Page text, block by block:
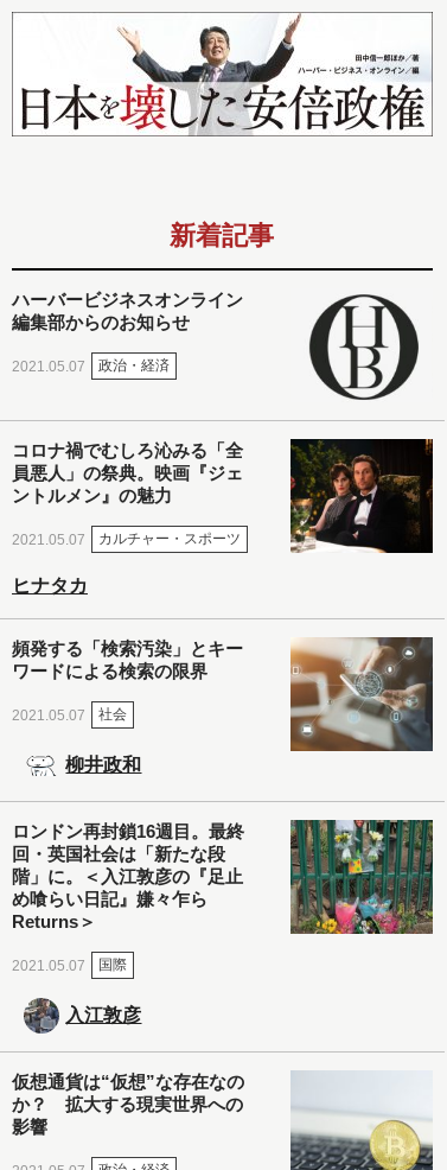
新着記事
ハーバービジネスオンライン
編集部からのお知らせ
2021.05.07 政治・経済
コロナ禍でむしろ沁みる「全
員悪人」の祭典。映画『ジェ
ントルメン』の魅力
2021.05.07 カルチャー・スポーツ
ヒナタカ
頻発する「検索汚染」とキー
ワードによる検索の限界
2021.05.07 社会
柳井政和
ロンドン再封鎖16週目。最終
回・英国社会は「新たな段
階」に。＜入江敦彦の『足止
め喰らい日記』嫌々乍ら
Returns＞
2021.05.07 国際
入江敦彦
仮想通貨は“仮想”な存在なの
か？ 拡大する現実世界への
影響